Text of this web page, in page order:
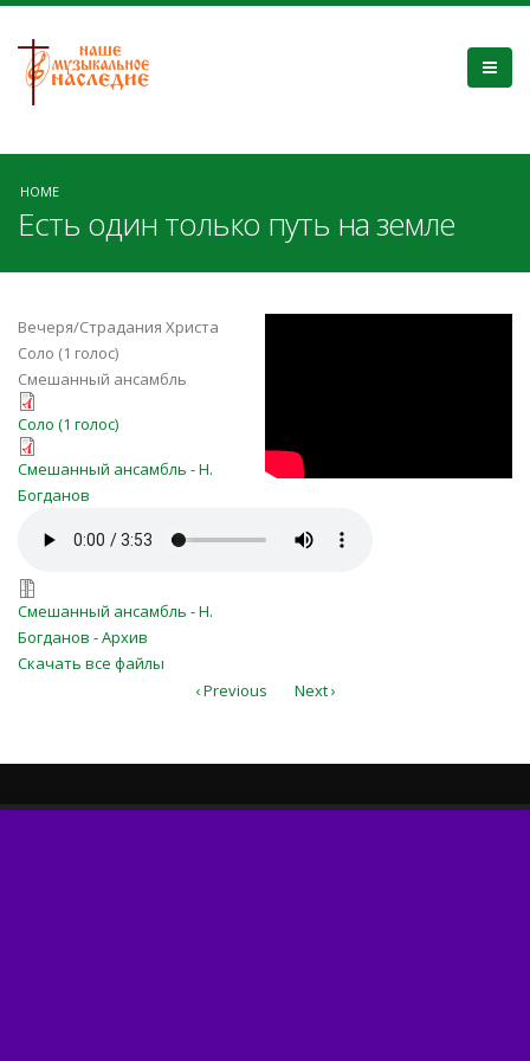
HOME
Есть один только путь на земле
Вечеря/Страдания Христа
Соло (1 голос)
Смешанный ансамбль
Соло (1 голос)
Смешанный ансамбль - Н.
Богданов
est'_odin_tol'ko_put'_na_zemle.mp3
est'_odin_tol'ko_put'_na_zemle.7z
Смешанный ансамбль - Н.
Богданов - Архив
Скачать все файлы
‹ Previous Next ›